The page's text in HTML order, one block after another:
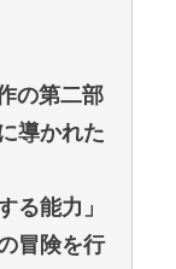
の第二部
導かれた
る能力」
冒険を行